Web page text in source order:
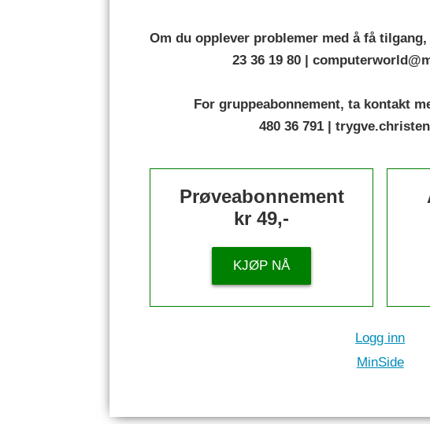
Om du opplever problemer med å få
23 36 19 80 |
For gruppeabonnement, ta kontakt
480 36 791 |
Prøveabonnement
kr 49,-
KJØP NÅ
Logg inn
MinSide